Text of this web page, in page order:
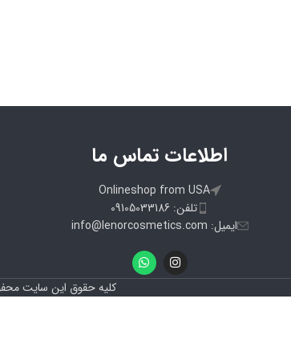
اطلاعات تماس ما
Onlineshop from USA
تلفن: 09105033186
ایمیل: info@lenorcosmetics.com
کلیه حقوق این سایت